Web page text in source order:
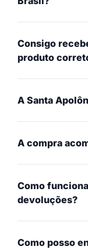
Consigo
produto
A Santa
A compra
Como
devoluções?
Como posso